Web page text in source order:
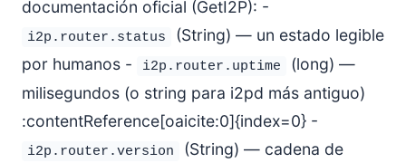
documentación oficial (GetI2P): -
i2p.router.status
(String) — un estado legible
por humanos -
i2p.router.uptime
(long) —
milisegundos (o string para i2pd más antiguo)
:contentReference[oaicite:0]{index=0} -
i2p.router.version
(String) — cadena de